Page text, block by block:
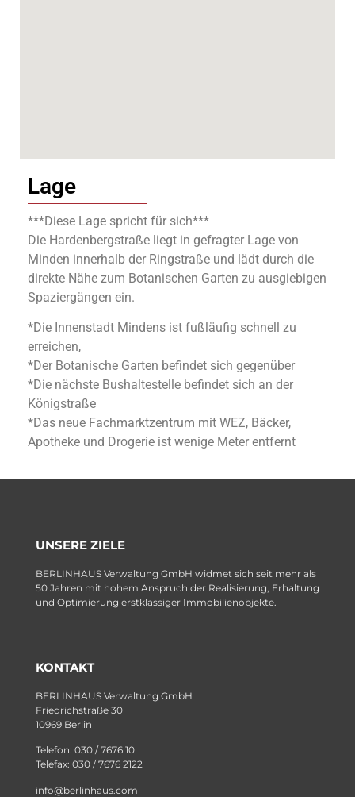
Lage
***Diese Lage spricht für sich***
Die Hardenbergstraße liegt in gefragter Lage von
Minden innerhalb der Ringstraße und lädt durch die
direkte Nähe zum Botanischen Garten zu ausgiebigen
Spaziergängen ein.
*Die Innenstadt Mindens ist fußläufig schnell zu
erreichen,
*Der Botanische Garten befindet sich gegenüber
*Die nächste Bushaltestelle befindet sich an der
Königstraße
*Das neue Fachmarktzentrum mit WEZ, Bäcker,
Apotheke und Drogerie ist wenige Meter entfernt
UNSERE ZIELE
BERLINHAUS Verwaltung GmbH widmet sich seit mehr als
50 Jahren mit hohem Anspruch der Realisierung, Erhaltung
und Optimierung erstklassiger Immobilienobjekte.
KONTAKT
BERLINHAUS Verwaltung GmbH
Friedrichstraße 30
10969 Berlin
Telefon: 030 / 7676 10
Telefax: 030 / 7676 2122
info@berlinhaus.com